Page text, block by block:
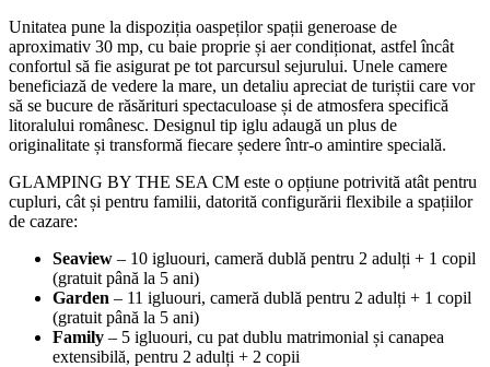
Unitatea pune la dispoziția oaspeților spații generoase de
aproximativ 30 mp, cu baie proprie și aer condiționat, astfel încât
confortul să fie asigurat pe tot parcursul sejurului. Unele camere
beneficiază de vedere la mare, un detaliu apreciat de turiștii care vor
să se bucure de răsărituri spectaculoase și de atmosfera specifică
litoralului românesc. Designul tip iglu adaugă un plus de
originalitate și transformă fiecare ședere într-o amintire specială.
GLAMPING BY THE SEA CM este o opțiune potrivită atât pentru
cupluri, cât și pentru familii, datorită configurării flexibile a spațiilor
de cazare:
Seaview – 10 igluouri, cameră dublă pentru 2 adulți + 1 copil
(gratuit până la 5 ani)
Garden – 11 igluouri, cameră dublă pentru 2 adulți + 1 copil
(gratuit până la 5 ani)
Family – 5 igluouri, cu pat dublu matrimonial și canapea
extensibilă, pentru 2 adulți + 2 copii